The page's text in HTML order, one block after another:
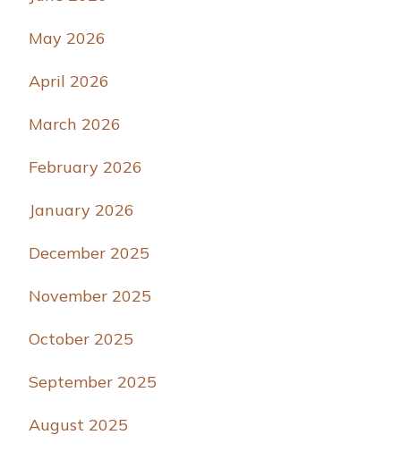
May 2026
April 2026
March 2026
February 2026
January 2026
December 2025
November 2025
October 2025
September 2025
August 2025